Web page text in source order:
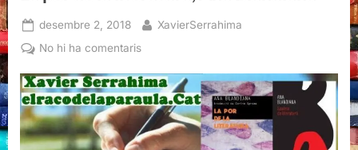
Posted
on
desembre 2, 2018 By
XavierSerrahima
No hi ha comentarisa
por
de
la
literatura,